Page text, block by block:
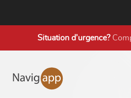
Situation d’urgence?